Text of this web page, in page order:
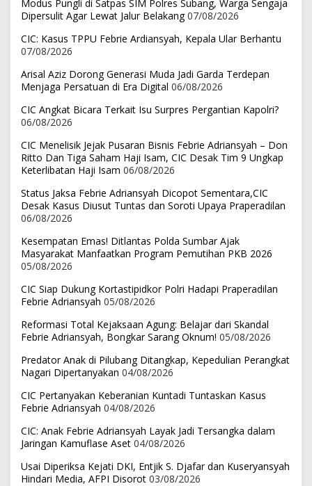
Modus Pungli di Satpas SIM Polres Subang, Warga Sengaja
Dipersulit Agar Lewat Jalur Belakang 07/08/2026
CIC: Kasus TPPU Febrie Ardiansyah, Kepala Ular Berhantu
07/08/2026
Arisal Aziz Dorong Generasi Muda Jadi Garda Terdepan
Menjaga Persatuan di Era Digital 06/08/2026
CIC Angkat Bicara Terkait Isu Surpres Pergantian Kapolri?
06/08/2026
CIC Menelisik Jejak Pusaran Bisnis Febrie Adriansyah – Don
Ritto Dan Tiga Saham Haji Isam, CIC Desak Tim 9 Ungkap
Keterlibatan Haji Isam 06/08/2026
Status Jaksa Febrie Adriansyah Dicopot Sementara,CIC
Desak Kasus Diusut Tuntas dan Soroti Upaya Praperadilan
06/08/2026
Kesempatan Emas! Ditlantas Polda Sumbar Ajak
Masyarakat Manfaatkan Program Pemutihan PKB 2026
05/08/2026
CIC Siap Dukung Kortastipidkor Polri Hadapi Praperadilan
Febrie Adriansyah 05/08/2026
Reformasi Total Kejaksaan Agung: Belajar dari Skandal
Febrie Adriansyah, Bongkar Sarang Oknum! 05/08/2026
Predator Anak di Pilubang Ditangkap, Kepedulian Perangkat
Nagari Dipertanyakan 04/08/2026
CIC Pertanyakan Keberanian Kuntadi Tuntaskan Kasus
Febrie Adriansyah 04/08/2026
CIC: Anak Febrie Adriansyah Layak Jadi Tersangka dalam
Jaringan Kamuflase Aset 04/08/2026
Usai Diperiksa Kejati DKI, Entjik S. Djafar dan Kuseryansyah
Hindari Media, AFPI Disorot 03/08/2026